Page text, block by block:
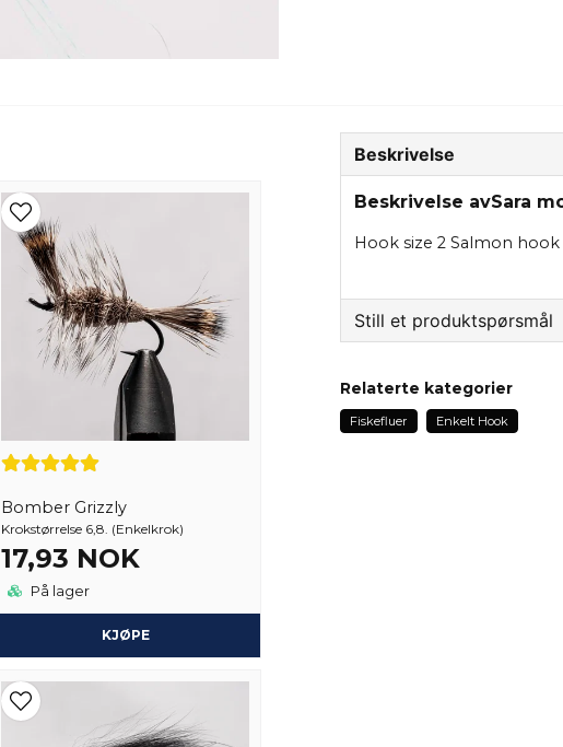
Bomber Grizzly
Krokstørrelse 6,8. (Enkelkrok)
17,93 NOK
På lager
KJØPE
Beskrivelse
Beskrivelse avSara
Hook size 2 Salmon
Still et produktspørsmål
Spør oss om noe om
Relaterte kategorier
Fiskefluer Enkelt Hook